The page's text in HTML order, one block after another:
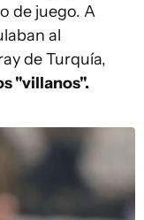
de juego. A
al
de Turquía,
"villanos".